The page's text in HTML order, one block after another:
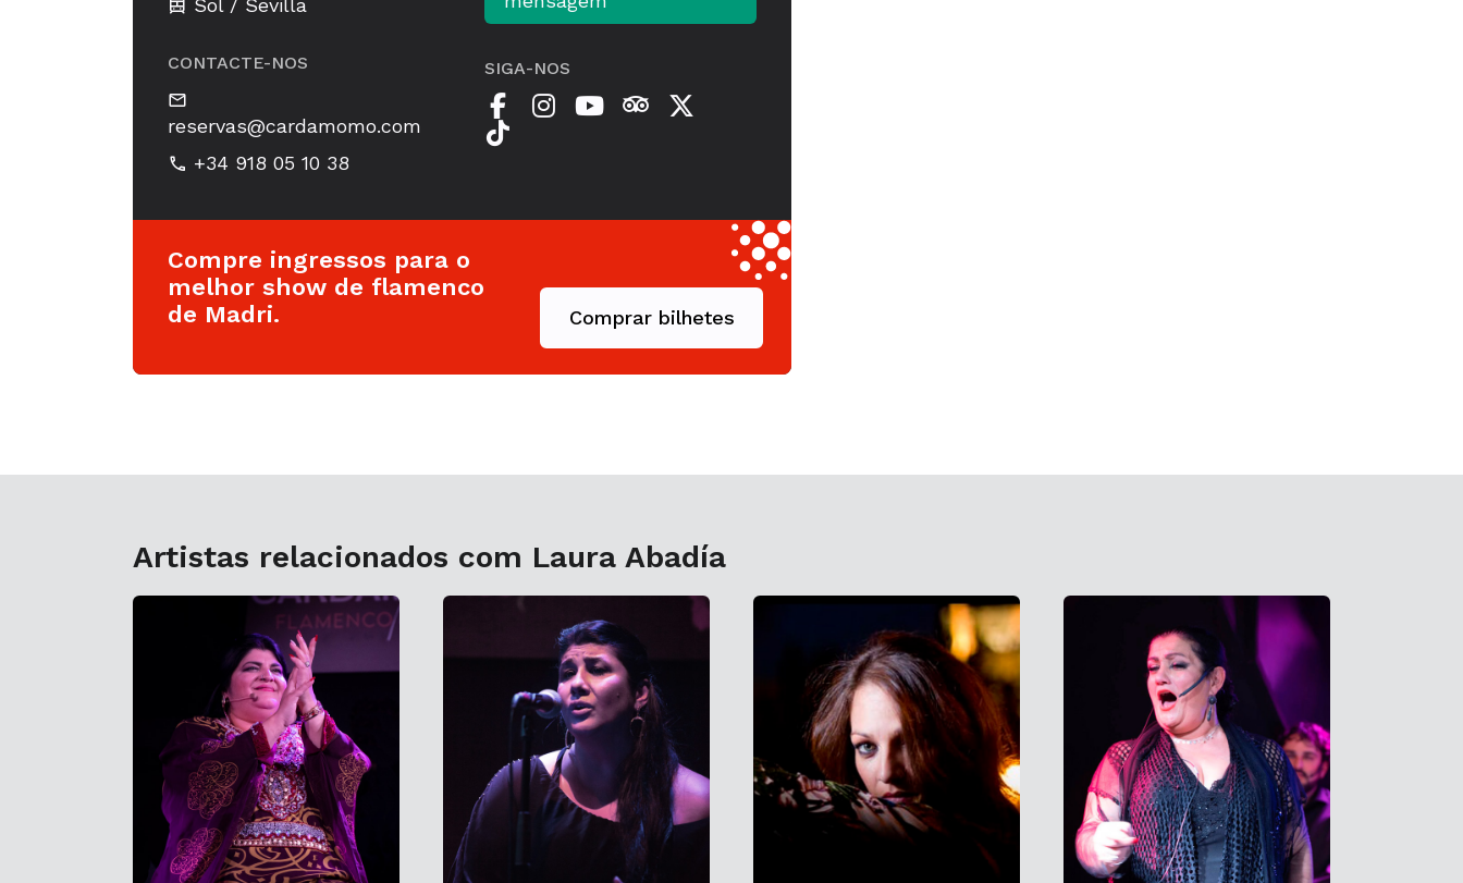
Sol / Sevilla
CONTACTE-NOS
reservas@cardamomo.com
+34 918 05 10 38
SIGA-NOS
Compre ingressos para o
melhor show de flamenco
de Madri.
Comprar bilhetes
Artistas relacionados com Laura Abadía